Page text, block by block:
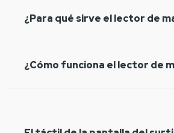
¿Para qué sirve el lector de
¿Cómo funciona el lector de